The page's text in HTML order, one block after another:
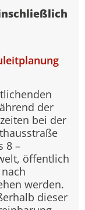
der
bei der
8 –
öffentlich
werden.
dieser